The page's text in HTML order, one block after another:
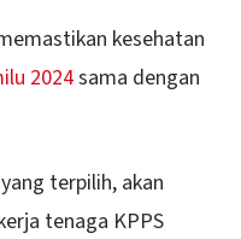
kesehatan
2024sama dengan
terpilih, akan
tenaga KPPS